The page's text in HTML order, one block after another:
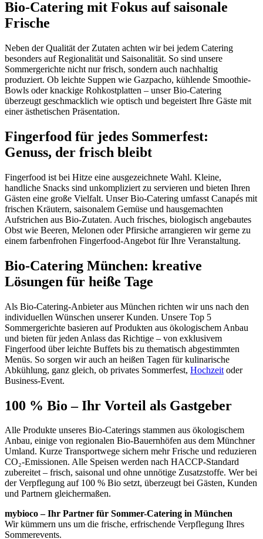
Bio-Catering mit Fokus auf saisonale
Frische
Neben der Qualität der Zutaten achten wir bei jedem Catering
besonders auf Regionalität und Saisonalität. So sind unsere
Sommergerichte nicht nur frisch, sondern auch nachhaltig
produziert. Ob leichte Suppen wie Gazpacho, kühlende Smoothie-
Bowls oder knackige Rohkostplatten – unser Bio-Catering
überzeugt geschmacklich wie optisch und begeistert Ihre Gäste mit
einer ästhetischen Präsentation.
Fingerfood für jedes Sommerfest:
Genuss, der frisch bleibt
Fingerfood ist bei Hitze eine ausgezeichnete Wahl. Kleine,
handliche Snacks sind unkompliziert zu servieren und bieten Ihren
Gästen eine große Vielfalt. Unser Bio-Catering umfasst Canapés mit
frischen Kräutern, saisonalem Gemüse und hausgemachten
Aufstrichen aus Bio-Zutaten. Auch frisches, biologisch angebautes
Obst wie Beeren, Melonen oder Pfirsiche arrangieren wir gerne zu
einem farbenfrohen Fingerfood-Angebot für Ihre Veranstaltung.
Bio-Catering München: kreative
Lösungen für heiße Tage
Als Bio-Catering-Anbieter aus München richten wir uns nach den
individuellen Wünschen unserer Kunden. Unsere Top 5
Sommergerichte basieren auf Produkten aus ökologischem Anbau
und bieten für jeden Anlass das Richtige – von exklusivem
Fingerfood über leichte Buffets bis zu thematisch abgestimmten
Menüs. So sorgen wir auch an heißen Tagen für kulinarische
Abkühlung, ganz gleich, ob privates Sommerfest, Hochzeit oder
Business-Event.
100 % Bio – Ihr Vorteil als Gastgeber
Alle Produkte unseres Bio-Caterings stammen aus ökologischem
Anbau, einige von regionalen Bio-Bauernhöfen aus dem Münchner
Umland. Kurze Transportwege sichern mehr Frische und reduzieren
CO₂-Emissionen. Alle Speisen werden nach HACCP-Standard
zubereitet – frisch, saisonal und ohne unnötige Zusatzstoffe. Wer bei
der Verpflegung auf 100 % Bio setzt, überzeugt bei Gästen, Kunden
und Partnern gleichermaßen.
mybioco – Ihr Partner für Sommer-Catering in München
Wir kümmern uns um die frische, erfrischende Verpflegung Ihres
Sommerevents.